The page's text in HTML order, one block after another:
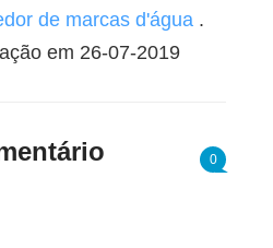
de marcas d'água .
em 26-07-2019
0